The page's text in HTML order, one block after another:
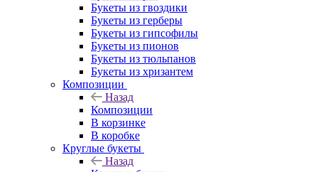
Букеты из гвоздики
Букеты из герберы
Букеты из гипсофилы
Букеты из пионов
Букеты из тюльпанов
Букеты из хризантем
Композиции
Назад
Композиции
В корзинке
В коробке
Круглые букеты
Назад